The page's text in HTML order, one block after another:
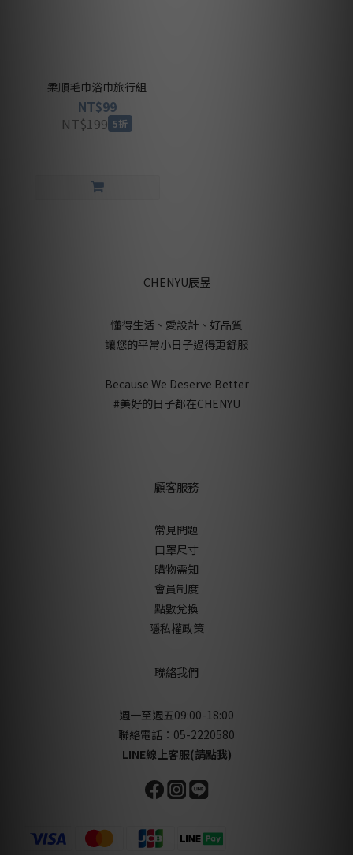
柔順毛巾浴巾旅行組
NT$99
NT$199 5折
CHENYU辰昱
懂得生活、愛設計、好品質
讓您的平常小日子過得更舒服
Because We Deserve Better
#美好的日子都在CHENYU
顧客服務
常見問題
口罩尺寸
購物需知
會員制度
點數兌換
隱私權政策
聯絡我們
週一至週五09:00-18:00
聯絡電話：05-2220580
LINE線上客服(請點我)